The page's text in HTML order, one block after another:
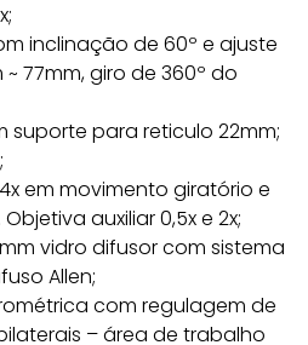
inclinação de 60º e ajuste
77mm, giro de 360º do
suporte para reticulo 22mm;
em movimento giratório e
auxiliar 0,5x e 2x;
vidro difusor com sistema
Allen;
com regulagem de
– área de trabalho